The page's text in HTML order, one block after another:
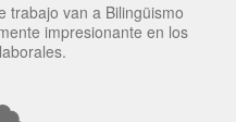
trabajo van a Bilingüismo
impresionante en los